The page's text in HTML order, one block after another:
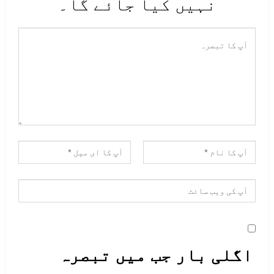
کوئی محفوظ پناہ گاہ نہیں، ہر حملے
میں جاری رہیں گی۔
انہوں نے کہا کہ ریاستی رٹ کو چیلنج
کرنے والے عناصر کو ہر صورت انجام
پر کوئی سمجھوتہ نہیں کیا جائے گا۔
اگلی بار جب میں تبصرہ